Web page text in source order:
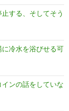
する、そしてそう
冷水を浴びせる可
ンの話をしていな